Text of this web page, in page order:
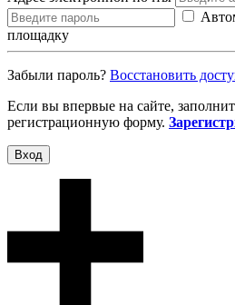
площадку
Забыли пароль? Восcтановить
Если вы впервые на сайте,
регистрационную форму.
Вход